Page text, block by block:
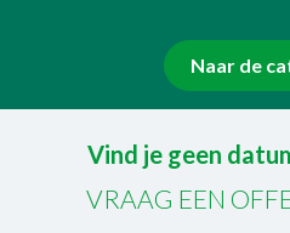
Naar de
Vind je geen
VRAAG EEN